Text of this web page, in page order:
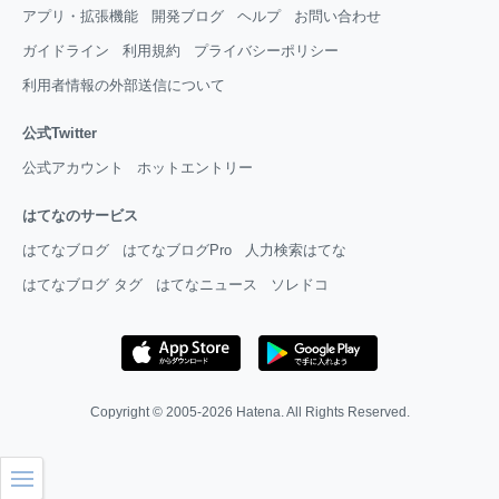
アプリ・拡張機能 開発ブログ ヘルプ お問い合わせ
ガイドライン 利用規約 プライバシーポリシー
利用者情報の外部送信について
公式Twitter
公式アカウント ホットエントリー
はてなのサービス
はてなブログ はてなブログPro 人力検索はてな
はてなブログ タグ はてなニュース ソレドコ
Copyright © 2005-2026 Hatena. All Rights Reserved.